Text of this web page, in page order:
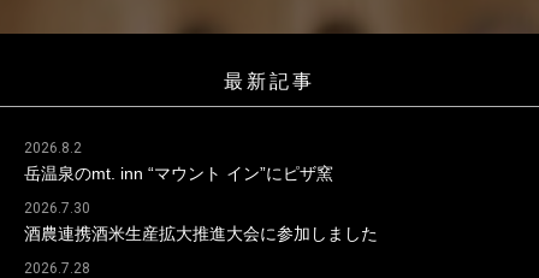
最新記事
2026.8.2
岳温泉のmt. inn “マウント イン”にピザ窯
2026.7.30
酒農連携酒米生産拡大推進大会に参加しました
2026.7.28